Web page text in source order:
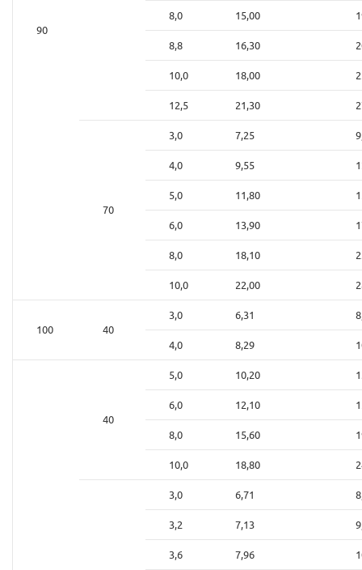
90
8,0 15,00
8,8 16,30
10,0 18,00
12,5 21,30
70
3,0 7,25
4,0 9,55
5,0 11,80
6,0 13,90
8,0 18,10
10,0 22,00
100 40
3,0 6,31
4,0 8,29
40
5,0 10,20
6,0 12,10
8,0 15,60
10,0 18,80
3,0 6,71
3,2 7,13
3,6 7,96